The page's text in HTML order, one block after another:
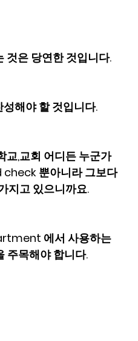
것은 당연한 것입니다.
해야 할 것입니다.
,교회 어디든 누군가
check 뿐아니라 그보다
지고 있으니까요.
에서 사용하는
주목해야 합니다.